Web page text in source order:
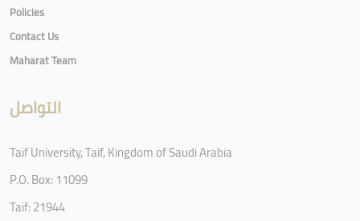
Policies
Contact Us
Maharat Team
التواصل
Taif University, Taif, Kingdom of Saudi Arabia
P.O. Box: 11099
Taif: 21944